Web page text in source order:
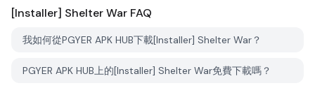
[Installer] Shelter War FAQ
我如何從PGYER APK HUB下載[Installer] Shelter War？
PGYER APK HUB上的[Installer] Shelter War免費下載嗎？